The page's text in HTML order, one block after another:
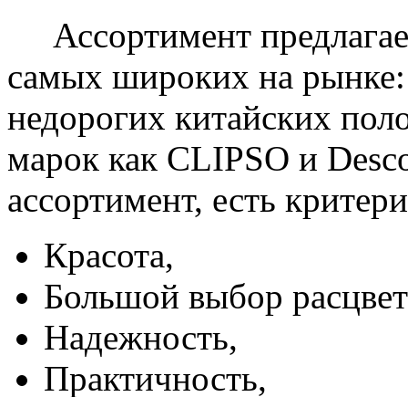
Ассортимент
самых широких на
недорогих китайских
марок как CLIPSO и
ассортимент, есть
Красота,
Большой выбор
Надежность,
Практичность,